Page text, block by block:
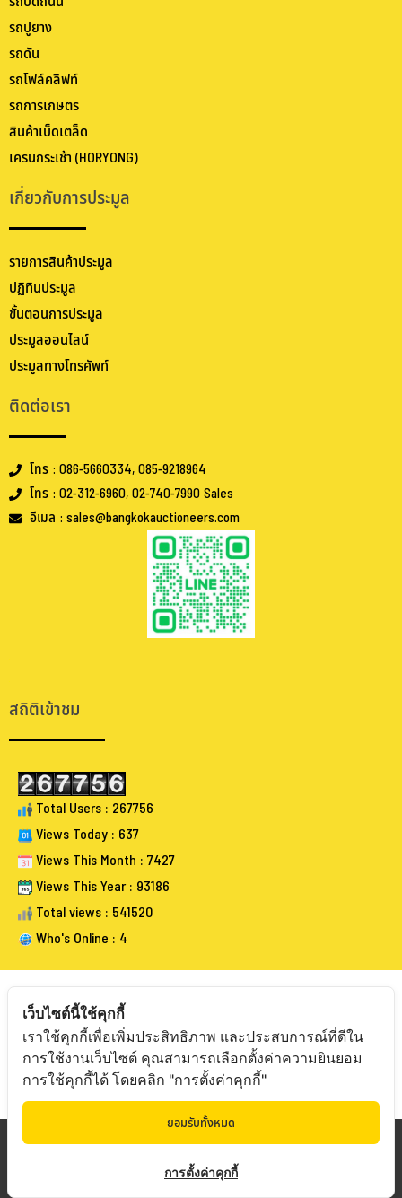
รถปูยาง
รถดัน
รถโฟล์คลิฟท์
รถการเกษตร
สินค้าเบ็ดเตล็ด
เครนกระเช้า (HORYONG)
เกี่ยวกับการประมูล
รายการสินค้าประมูล
ปฏิทินประมูล
ขั้นตอนการประมูล
ประมูลออนไลน์
ประมูลทางโทรศัพท์
ติดต่อเรา
โทร : 086-5660334, 085-9218964
โทร : 02-312-6960, 02-740-7990 Sales
อีเมล : sales@bangkokauctioneers.com
สถิติเข้าชม
Total Users : 267756
Views Today : 637
Views This Month : 7427
Views This Year : 93186
Total views : 541520
Who's Online : 4
FOLLOW BANGKOKAUCTIONEERS
Copyright © 2019 Bangkokauctioneers | Credits
Powered by Bangkokauctioneers
เว็บไซต์นี้ใช้คุกกี้
เราใช้คุกกี้เพื่อเพิ่มประสิทธิภาพ และประสบการณ์ที่ดีใน
การใช้งานเว็บไซต์ คุณสามารถเลือกตั้งค่าความยินยอม
การใช้คุกกี้ได้ โดยคลิก "การตั้งค่าคุกกี้"
ยอมรับทั้งหมด
การตั้งค่าคุกกี้